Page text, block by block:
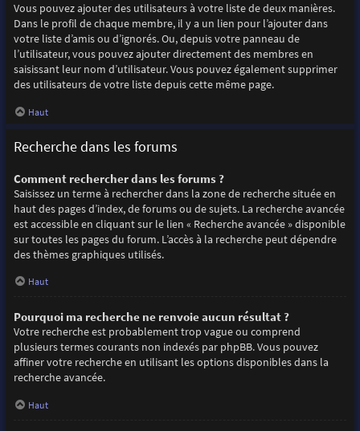
Vous pouvez ajouter des utilisateurs à votre liste de deux manières.
Dans le profil de chaque membre, il y a un lien pour l’ajouter dans
votre liste d’amis ou d’ignorés. Ou, depuis votre panneau de
l’utilisateur, vous pouvez ajouter directement des membres en
saisissant leur nom d’utilisateur. Vous pouvez également supprimer
des utilisateurs de votre liste depuis cette même page.
Haut
Recherche dans les forums
Comment rechercher dans les forums ?
Saisissez un terme à rechercher dans la zone de recherche située en
haut des pages d’index, de forums ou de sujets. La recherche avancée
est accessible en cliquant sur le lien « Recherche avancée » disponible
sur toutes les pages du forum. L’accès à la recherche peut dépendre
des thèmes graphiques utilisés.
Haut
Pourquoi ma recherche ne renvoie aucun résultat ?
Votre recherche est probablement trop vague ou comprend
plusieurs termes courants non indexés par phpBB. Vous pouvez
affiner votre recherche en utilisant les options disponibles dans la
recherche avancée.
Haut